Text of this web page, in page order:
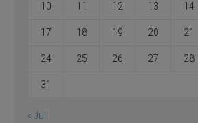
10 11 12 13 14
17 18 19 20 21
24 25 26 27 28
31
« Jul